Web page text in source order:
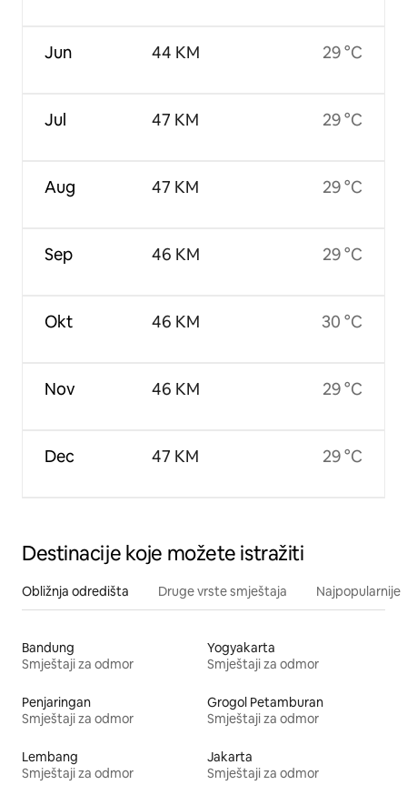
Jun
Jul
Aug
Sep
Okt
Nov
Dec
44 KM
47 KM
47 KM
46 KM
46 KM
46 KM
47 KM
29 °C
29 °C
29 °C
29 °C
30 °C
29 °C
29 °C
Destinacije koje možete istražiti
Obližnja odredišta Druge vrste smještaja Najpopularnije
Bandung
Smještaji za odmor
Yogyakarta
Smještaji za odmor
Penjaringan
Smještaji za odmor
Grogol Petamburan
Smještaji za odmor
Lembang
Smještaji za odmor
Jakarta
Smještaji za odmor